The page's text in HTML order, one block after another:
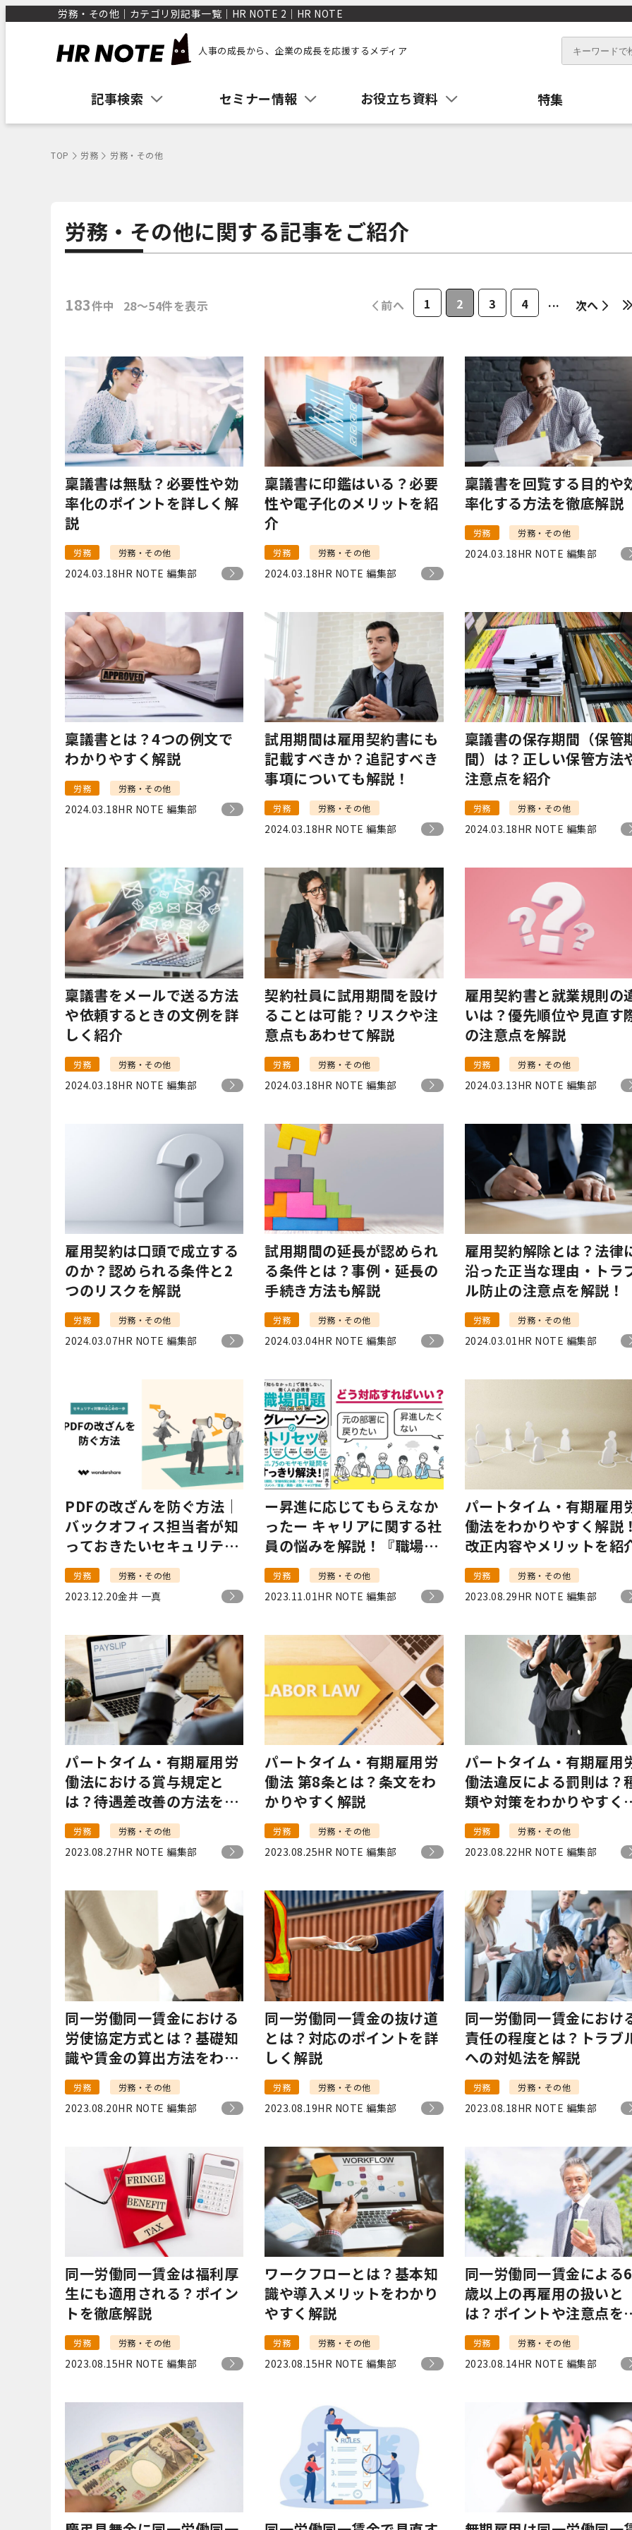
労務・その他｜カテゴリ別記事一覧｜HR NOTE 2｜HR NOTE
人事の成長から、企業の成長を応援するメディア
記事検索 セミナー情報 お役立ち資料 特集
TOP 労務 労務・その他
労務・その他に関する記事をご紹介
183件中 28〜54件を表示 前へ 1 2 3 4 ... 次へ
稟議書は無駄？必要性や効
率化のポイントを詳しく解
説
労務 労務・その他
2024.03.18HR NOTE 編集部
稟議書に印鑑はいる？必要
性や電子化のメリットを紹
介
労務 労務・その他
2024.03.18HR NOTE 編集部
稟議書を回覧する目的や
率化する方法を徹底解説
労務 労務・その他
2024.03.18HR NOTE 編集部
稟議書とは？4つの例文で
わかりやすく解説
労務 労務・その他
2024.03.18HR NOTE 編集部
試用期間は雇用契約書にも
記載すべきか？追記すべき
事項についても解説！
労務 労務・その他
2024.03.18HR NOTE 編集部
稟議書の保存期間（保管
間）は？正しい保管方法
注意点を紹介
労務 労務・その他
2024.03.18HR NOTE 編集部
稟議書をメールで送る方法
や依頼するときの文例を詳
しく紹介
労務 労務・その他
2024.03.18HR NOTE 編集部
契約社員に試用期間を設け
ることは可能？リスクや注
意点もあわせて解説
労務 労務・その他
2024.03.18HR NOTE 編集部
雇用契約書と就業規則の
いは？優先順位や見直す
の注意点を解説
労務 労務・その他
2024.03.13HR NOTE 編集部
雇用契約は口頭で成立する
のか？認められる条件と2
つのリスクを解説
労務 労務・その他
2024.03.07HR NOTE 編集部
試用期間の延長が認められ
る条件とは？事例・延長の
手続き方法も解説
労務 労務・その他
2024.03.04HR NOTE 編集部
雇用契約解除とは？法律
沿った正当な理由・トラ
ル防止の注意点を解説！
労務 労務・その他
2024.03.01 HR NOTE 編集部
PDFの改ざんを防ぐ方法｜
バックオフィス担当者が知
っておきたいセキュリティ
対策
労務 労務・その他
2023.12.20金井 一真
ー昇進に応じてもらえなか
ったー キャリアに関する社
員の悩みを解説！『職場問
題グレーゾーンのトリセ
ツ』
労務 労務・その他
2023.11.01HR NOTE 編集部
パートタイム・有期雇用
働法をわかりやすく解説
改正内容やメリットを紹
労務 労務・その他
2023.08.29HR NOTE 編集部
パートタイム・有期雇用労
働法における賞与規定と
は？待遇差改善の方法を紹
介労務 労務・その他
2023.08.27HR NOTE 編集部
パートタイム・有期雇用労
働法 第8条とは？条文をわ
かりやすく解説
労務 労務・その他
2023.08.25HR NOTE 編集部
パートタイム・有期雇用
働法違反による罰則は？
類や対策をわかりやすく
介労務 労務・その他
2023.08.22HR NOTE 編集部
同一労働同一賃金における
労使協定方式とは？基礎知
識や賃金の算出方法をわか
りやすく解説
労務 労務・その他
2023.08.20HR NOTE 編集部
同一労働同一賃金の抜け道
とは？対応のポイントを詳
しく解説
労務 労務・その他
2023.08.19HR NOTE 編集部
同一労働同一賃金におけ
責任の程度とは？トラブ
への対処法を解説
労務 労務・その他
2023.08.18HR NOTE 編集部
同一労働同一賃金は福利厚
生にも適用される？ポイン
トを徹底解説
労務 労務・その他
2023.08.15HR NOTE 編集部
ワークフローとは？基本知
識や導入メリットをわかり
やすく解説
労務 労務・その他
2023.08.15HR NOTE 編集部
同一労働同一賃金による
歳以上の再雇用の扱いと
は？ポイントや注意点を
説労務 労務・その他
2023.08.14HR NOTE 編集部